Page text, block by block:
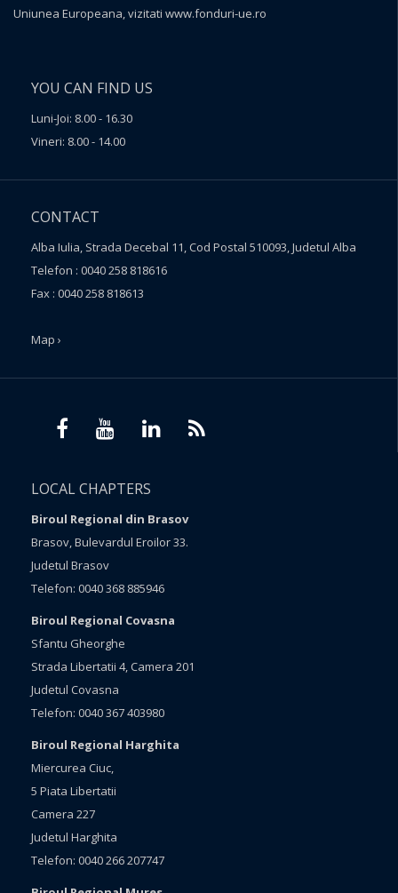
Uniunea Europeana, vizitati www.fonduri-ue.ro
YOU CAN FIND US
Luni-Joi: 8.00 - 16.30
Vineri: 8.00 - 14.00
CONTACT
Alba Iulia, Strada Decebal 11, Cod Postal 510093, Judetul Alba
Telefon : 0040 258 818616
Fax : 0040 258 818613
Map ›
LOCAL CHAPTERS
Biroul Regional din Brasov
Brasov, Bulevardul Eroilor 33.
Judetul Brasov
Telefon: 0040 368 885946
Biroul Regional Covasna
Sfantu Gheorghe
Strada Libertatii 4, Camera 201
Judetul Covasna
Telefon: 0040 367 403980
Biroul Regional Harghita
Miercurea Ciuc,
5 Piata Libertatii
Camera 227
Judetul Harghita
Telefon: 0040 266 207747